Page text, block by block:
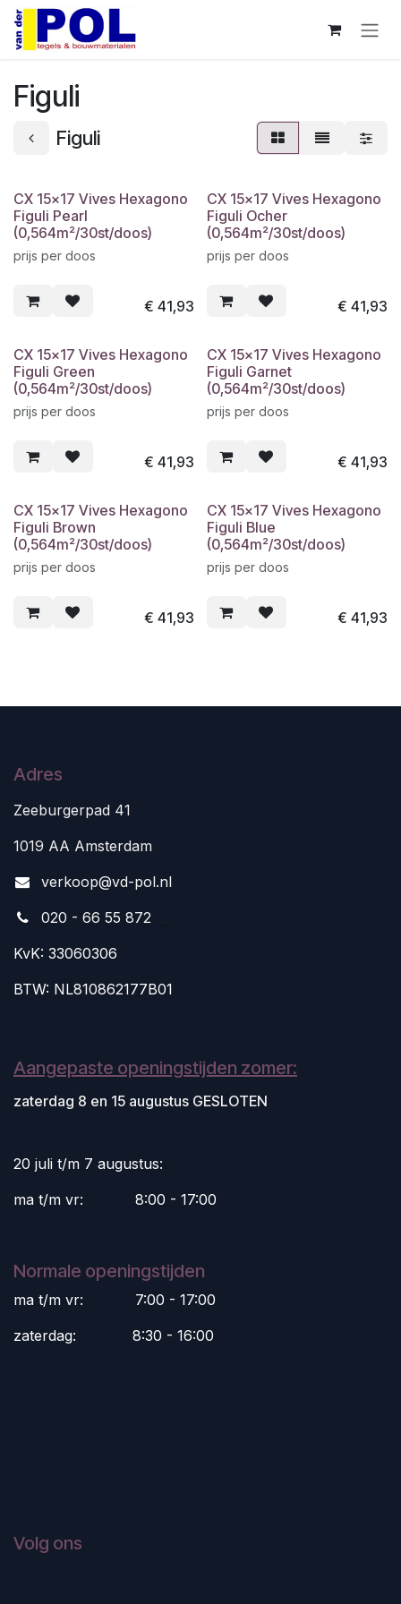
Overslaan naar inhoud
Figuli
Figuli
CX 15x17 Vives Hexagono
Figuli Pearl
(0,564m²/30st/doos)
prijs per doos
€ 41,93
CX 15x17 Vives Hexagono
Figuli Ocher
(0,564m²/30st/doos)
prijs per doos
€ 41,93
CX 15x17 Vives Hexagono
Figuli Green
(0,564m²/30st/doos)
prijs per doos
€ 41,93
CX 15x17 Vives Hexagono
Figuli Garnet
(0,564m²/30st/doos)
prijs per doos
€ 41,93
CX 15x17 Vives Hexagono
Figuli Brown
(0,564m²/30st/doos)
prijs per doos
€ 41,93
CX 15x17 Vives Hexagono
Figuli Blue
(0,564m²/30st/doos)
prijs per doos
€ 41,93
Adres
Zeeburgerpad 41
1019 AA Amsterdam
verkoop@vd-pol.nl
020 - 66 55 872
KvK: 33060306
BTW: NL810862177B01
Aangepaste openingstijden zomer:
zaterdag 8 en 15 augustus GESLOTEN
20 juli t/m 7 augustus:
ma t/m vr:
​8:00 - 17:00
Normale openingstijden
ma t/m vr:
​7:00 - 17:00
zaterdag:
​8:30 - 16:00
Volg ons